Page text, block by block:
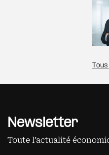
Newsletter
Toute l’actualité